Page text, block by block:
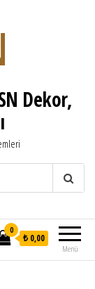
Dekor,
Menü
0
₺ 0,00